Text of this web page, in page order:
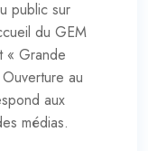
public sur
du GEM
« Grande
au
aux
médias.